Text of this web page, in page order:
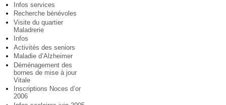
Infos services
Recherche bénévoles
Visite du quartier
Maladrerie
Infos
Activités des seniors
Maladie d’Alzheimer
Déménagement des
bornes de mise à jour
Vitale
Inscriptions Noces d’or
2006